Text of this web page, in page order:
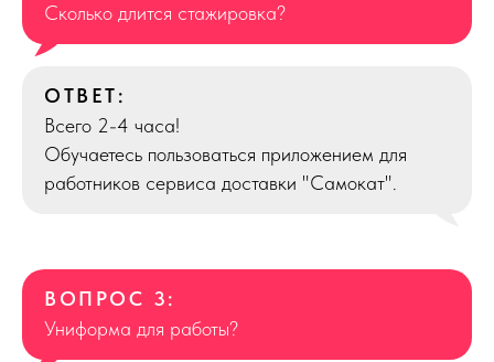
Сколько длится стажировка?
ОТВЕТ:
Всего 2-4 часа!
Обучаетесь пользоваться приложением для
работников сервиса доставки "Самокат".
ВОПРОС 3:
Униформа для работы?